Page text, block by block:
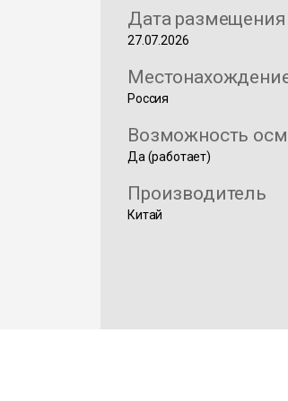
Дата размещения
27.07.2026
Россия
Возможность
Да (работает)
Производитель
Китай